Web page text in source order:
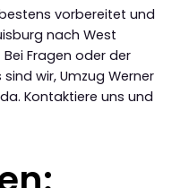
vorbereitet und
nach West
Fragen oder der
wir, Umzug Werner
Kontaktiere uns und